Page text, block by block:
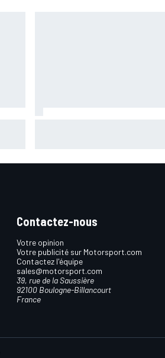
Contactez-nous
Votre opinion
Votre publicité sur Motorsport.com
Contactez l'équipe
sales@motorsport.com
39, rue de la Saussière
92100 Boulogne-Billancourt
France